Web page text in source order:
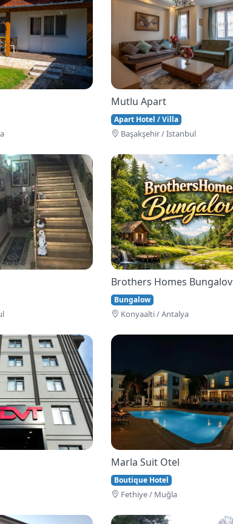
Mutlu Apart
Apart Hotel / Villa
Başakşehi̇r / İstanbul
Brothers Homes Bungalov
Bungalow
Konyaalti / Antalya
Marla Suit Otel
Boutique Hotel
Fethi̇ye / Muğla